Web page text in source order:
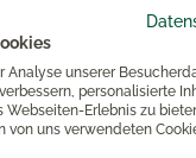
Analyse unserer
personalisierte
Webseiten-Erlebnis zu
von uns verwendeten
Unsere Häuser